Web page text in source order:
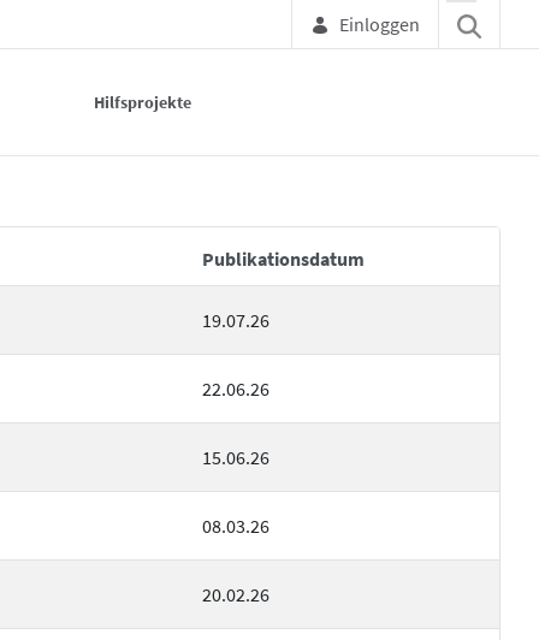
Einloggen
Hilfsprojekte
Publikationsdatum
19.07.26
22.06.26
15.06.26
08.03.26
20.02.26